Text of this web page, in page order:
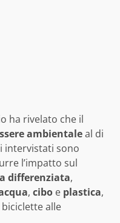
ha rivelato che il
ambientaleal di
intervistati sono
l’impatto sul
differenziata,
, cibo e plastica,
alle